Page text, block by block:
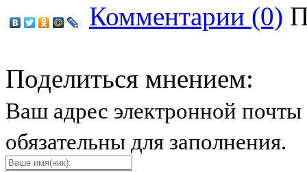
Комментарии (0)
Поделиться мнением:
Ваш адрес электронной
обязательны для заполнения.